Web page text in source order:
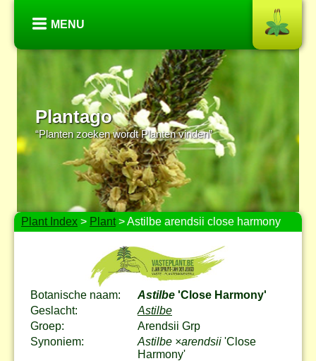
MENU
Plantago
“Planten zoeken wordt Planten vinden”
Plant Index > Plant> Astilbe arendsii close harmony
Botanische naam: Astilbe 'Close Harmony'
Geslacht:
Astilbe
Groep:
Arendsii Grp
Synoniem:
Astilbe ×arendsii 'Close
Harmony'